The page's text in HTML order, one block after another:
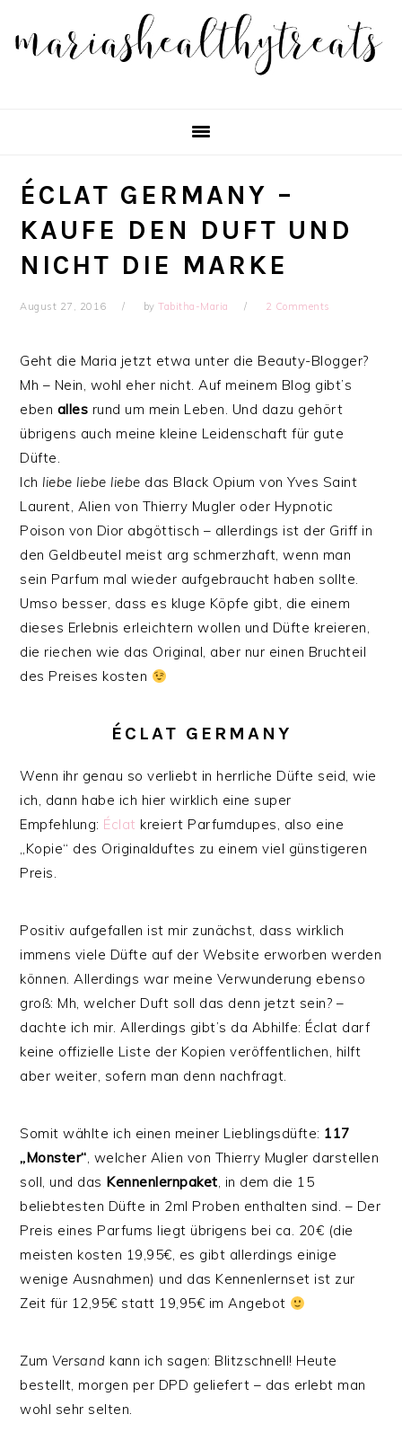
primary
primary
footer
ÉCLAT GERMANY –
KAUFE DEN DUFT UND
NICHT DIE MARKE
August 27, 2016 byTabitha-Maria 2 Comments
Geht die Maria jetzt etwa unter die Beauty-Blogger?
Mh – Nein, wohl eher nicht. Auf meinem Blog gibt’s
eben alles rund um mein Leben. Und dazu gehört
übrigens auch meine kleine Leidenschaft für gute
Düfte.
Ich liebe liebe liebe das Black Opium von Yves Saint
Laurent, Alien von Thierry Mugler oder Hypnotic
Poison von Dior abgöttisch – allerdings ist der Griff in
den Geldbeutel meist arg schmerzhaft, wenn man
sein Parfum mal wieder aufgebraucht haben sollte.
Umso besser, dass es kluge Köpfe gibt, die einem
dieses Erlebnis erleichtern wollen und Düfte kreieren,
die riechen wie das Original, aber nur einen Bruchteil
des Preises kosten
ÉCLAT GERMANY
Wenn ihr genau so verliebt in herrliche Düfte seid, wie
ich, dann habe ich hier wirklich eine super
Empfehlung: Éclat kreiert Parfumdupes, also eine
„Kopie“ des Originalduftes zu einem viel günstigeren
Preis.
Positiv aufgefallen ist mir zunächst, dass wirklich
immens viele Düfte auf der Website erworben werden
können. Allerdings war meine Verwunderung ebenso
groß: Mh, welcher Duft soll das denn jetzt sein? –
dachte ich mir. Allerdings gibt’s da Abhilfe: Éclat darf
keine offizielle Liste der Kopien veröffentlichen, hilft
aber weiter, sofern man denn nachfragt.
Somit wählte ich einen meiner Lieblingsdüfte: 117
„Monster“, welcher Alien von Thierry Mugler darstellen
soll, und das Kennenlernpaket, in dem die 15
beliebtesten Düfte in 2ml Proben enthalten sind. – Der
Preis eines Parfums liegt übrigens bei ca. 20€ (die
meisten kosten 19,95€, es gibt allerdings einige
wenige Ausnahmen) und das Kennenlernset ist zur
Zeit für 12,95€ statt 19,95€ im Angebot
ZumVersand kann ich sagen: Blitzschnell! Heute
bestellt, morgen per DPD geliefert – das erlebt man
wohl sehr selten.